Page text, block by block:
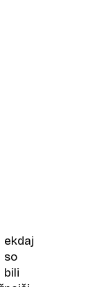
ekdaj
so
bili